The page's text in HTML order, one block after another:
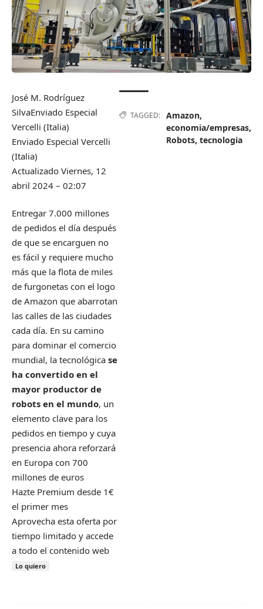
José M. Rodríguez
SilvaEnviado Especial
Vercelli (Italia)
Enviado Especial Vercelli
(Italia)
Actualizado Viernes, 12
abril 2024 – 02:07
Entregar 7.000 millones
de pedidos el día después
de que se encarguen no
es fácil y requiere mucho
más que la flota de miles
de furgonetas con el logo
de Amazon que abarrotan
las calles de las ciudades
cada día. En su camino
para dominar el comercio
mundial, la tecnológica se
ha convertido en el
mayor productor de
robots en el mundo, un
elemento clave para los
pedidos en tiempo y cuya
presencia ahora reforzará
en Europa con 700
millones de euros
Hazte Premium desde 1€
el primer mes
Aprovecha esta oferta por
tiempo limitado y accede
a todo el contenido web
Lo quiero
TAGGED: Amazon,
economia/empresas,
Robots, tecnologia